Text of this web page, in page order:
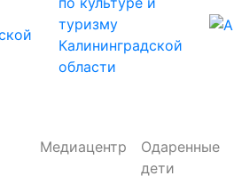
Медиацентр
Одаренные
дети